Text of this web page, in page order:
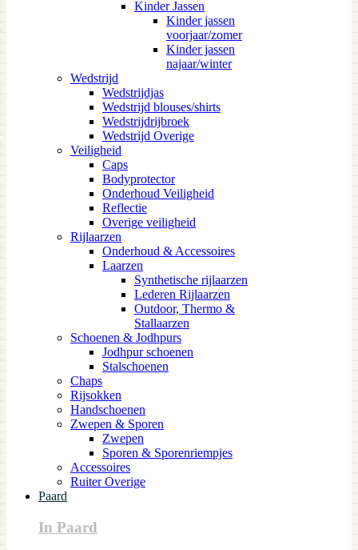
Kinder Jassen
Kinder jassen
voorjaar/zomer
Kinder jassen
najaar/winter
Wedstrijd
Wedstrijdjas
Wedstrijd blouses/shirts
Wedstrijdrijbroek
Wedstrijd Overige
Veiligheid
Caps
Bodyprotector
Onderhoud Veiligheid
Reflectie
Overige veiligheid
Rijlaarzen
Onderhoud & Accessoires
Laarzen
Synthetische rijlaarzen
Lederen Rijlaarzen
Outdoor, Thermo &
Stallaarzen
Schoenen & Jodhpurs
Jodhpur schoenen
Stalschoenen
Chaps
Rijsokken
Handschoenen
Zwepen & Sporen
Zwepen
Sporen & Sporenriempjes
Accessoires
Ruiter Overige
Paard
In Paard